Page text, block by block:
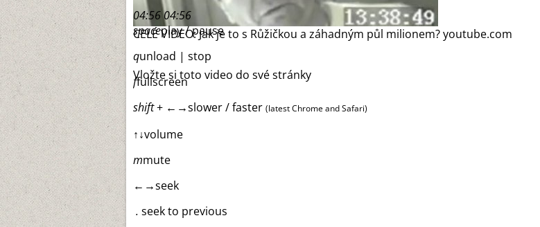
04:5604:56
spaceplay / pause
qunload | stop
ffullscreen
shift+ ← →slower / faster (latest Chrome and Safari)
↑↓volume
mmute
← →seek
. seek to previous
CELÉ VIDEO: Jak je to s Růžičkou a záhadným půl milionem?youtube.com
Vložte si toto video do své stránky